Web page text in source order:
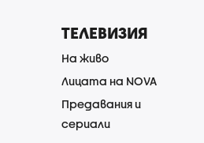
ТЕЛЕВИЗИЯ
На живо
Лицата на NOVA
Предавания и
сериали